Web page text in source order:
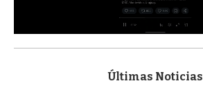
s
Últimas Noticias